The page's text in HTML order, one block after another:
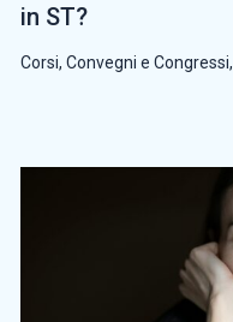
in ST?
Corsi, Convegni e Congressi,